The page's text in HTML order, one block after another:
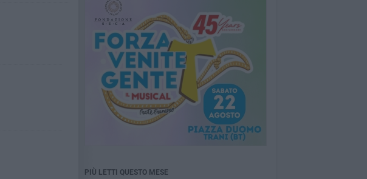
PIÙ LETTI QUESTO MESE